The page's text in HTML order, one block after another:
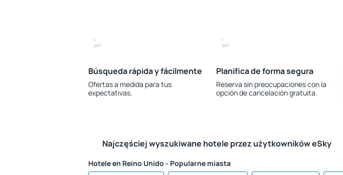
Búsqueda rápida y fácilmente
Ofertas a medida para tus
expectativas.
Planifica de forma segura
Reserva sin preocupaciones con la
opción de cancelación gratuita.
Najczęściej wyszukiwane hotele przez użytkowników eSky
Hotele en Reino Unido - Popularne miasta